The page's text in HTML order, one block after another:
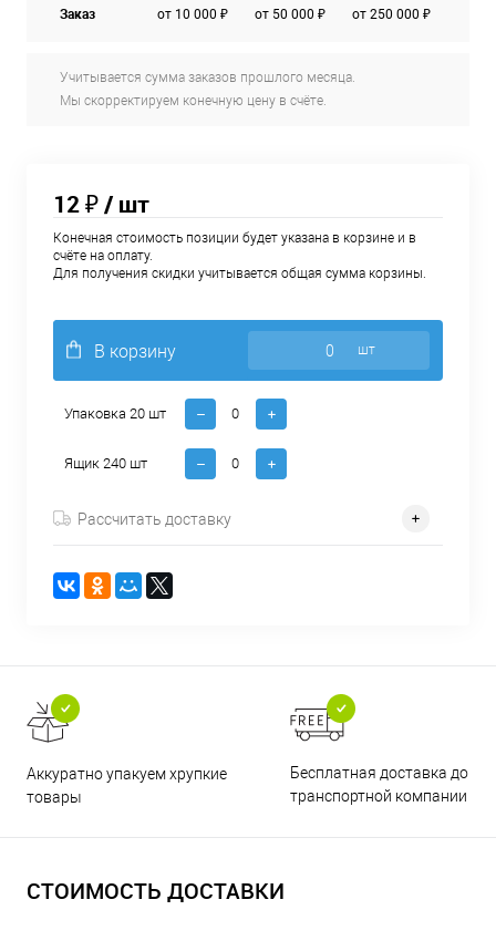
Заказ
от 10 000 ₽
от 50 000 ₽
от 250 000 ₽
Учитывается сумма заказов прошлого месяца.
Мы скорректируем конечную цену в счёте.
12 ₽/ шт
Конечная стоимость позиции будет указана в корзине и в
счёте на оплату.
Для получения скидки учитывается общая сумма корзины.
В корзину шт
Упаковка 20 шт
Ящик 240 шт
Рассчитать доставку
Аккуратно упакуем хрупкие
товары
Бесплатная доставка до
транспортной компании
СТОИМОСТЬ ДОСТАВКИ